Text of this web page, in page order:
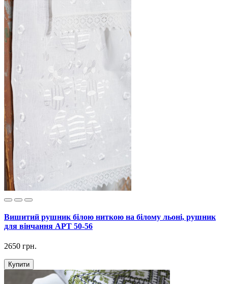
Вишитий рушник білою ниткою на білому льоні, рушник
для вінчання АРТ 50-56
2650 грн.
Купити